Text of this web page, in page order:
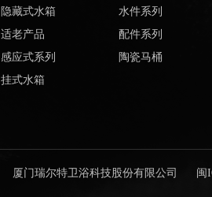
隐藏式水箱
适老产品
感应式系列
挂式水箱
水件系列
配件系列
陶瓷马桶
厦门瑞尔特卫浴科技股份有限公司 闽